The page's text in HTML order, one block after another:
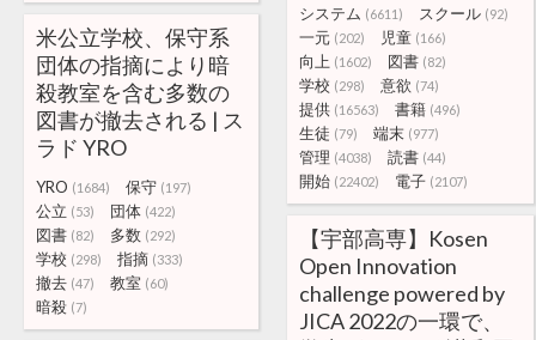
システム (6611) スクール (92)
一元 (202) 児童 (166)
向上 (1602) 図書 (82)
学校 (298) 意欲 (74)
提供 (16563) 書籍 (496)
生徒 (79) 端末 (977)
管理 (4038) 読書 (44)
開始 (22402) 電子 (2107)
米公立学校、保守系
団体の指摘により暗
殺教室を含む多数の
図書が撤去される | ス
ラド YRO
YRO (1684) 保守 (197)
公立 (53) 団体 (422)
図書 (82) 多数 (292)
学校 (298) 指摘 (333)
撤去 (47) 教室 (60)
暗殺 (7)
【宇部高専】Kosen
Open Innovation
challenge powered by
JICA 2022の一環で、